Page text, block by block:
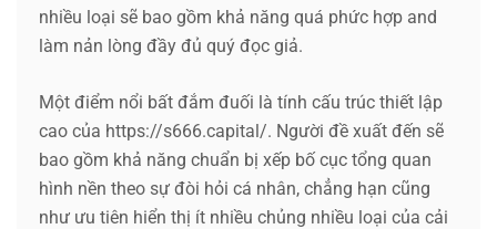
nhiều loại sẽ bao gồm khả năng quá phức hợp and
làm nản lòng đầy đủ quý đọc giả.
Một điểm nổi bất đắm đuối là tính cấu trúc thiết lập
cao của https://s666.capital/. Người đề xuất đến sẽ
bao gồm khả năng chuẩn bị xếp bố cục tổng quan
hình nền theo sự đòi hỏi cá nhân, chẳng hạn cũng
như ưu tiên hiển thị ít nhiều chủng nhiều loại của cải